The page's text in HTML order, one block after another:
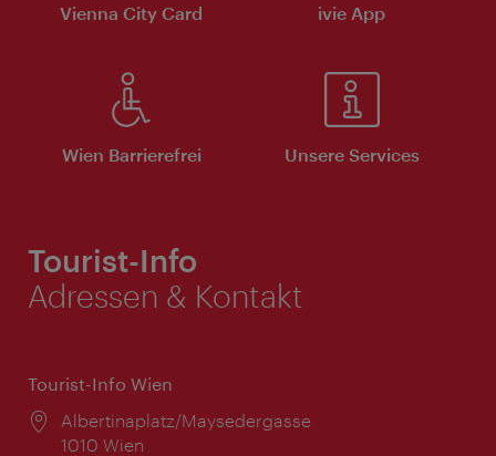
Vienna City Card ivie App
Wien Barrierefrei Unsere Services
Tourist-Info
Adressen & Kontakt
Tourist-Info Wien
Ort:
Albertinaplatz/Maysedergasse
1010 Wien